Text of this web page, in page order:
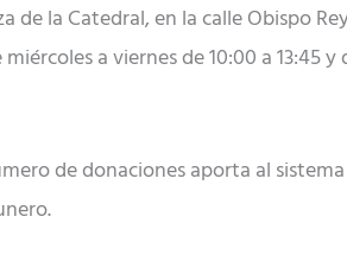
la Catedral, en la calle Obispo
a viernes de 10:00 a 13:45 y
de donaciones aporta al